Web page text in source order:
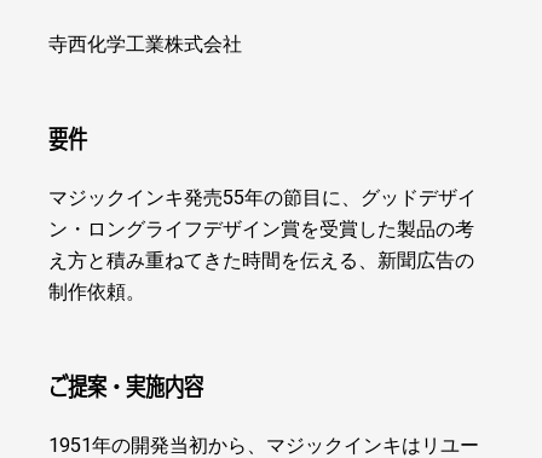
寺西化学工業株式会社
要件
マジックインキ発売55年の節目に、グッドデザイ
ン・ロングライフデザイン賞を受賞した製品の考
え方と積み重ねてきた時間を伝える、新聞広告の
制作依頼。
ご提案・実施内容
1951年の開発当初から、マジックインキはリユー